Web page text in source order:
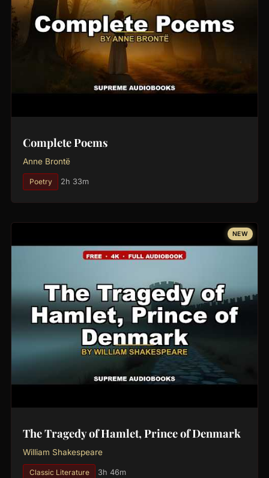
Complete Poems
Anne Brontë
Poetry 2h 33m
NEW
The Tragedy of Hamlet, Prince of Denmark
William Shakespeare
Classic Literature 3h 46m